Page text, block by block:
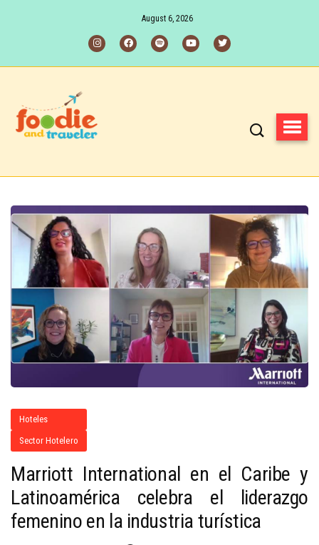
August 6, 2026
Hoteles
Sector Hotelero
Marriott International en el Caribe y
Latinoamérica celebra el liderazgo
femenino en la industria turística